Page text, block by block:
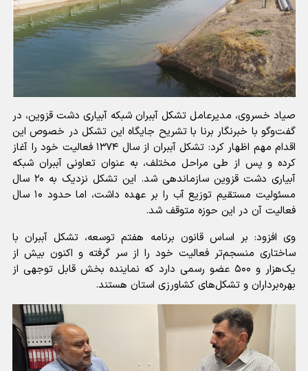
صیاد خسروی، مدیرعامل تشکل آببران شبکه آبیاری دشت قزوین، در
گفت‌وگو با خبرنگار برنا با تشریح جایگاه این تشکل در خصوص این
اقدام مهم اظهار کرد: تشکل آببران از سال ۱۳۷۴ فعالیت خود را آغاز
کرده و پس از طی مراحل مختلف، به عنوان تعاونی آببران شبکه
آبیاری دشت قزوین سازماندهی شد. این تشکل نزدیک به ۲۰ سال
مسئولیت مستقیم توزیع آب را بر عهده داشت، اما حدود ۱۰ سال
فعالیت آن در این حوزه متوقف شد.
وی افزود: بر اساس قانون برنامه هفتم توسعه، تشکل آببران با
ساختاری منسجم‌تر فعالیت خود را از سر گرفته و اکنون بیش از
یک‌هزار و ۵۰۰ عضو رسمی دارد که نماینده بخش قابل توجهی از
بهره‌برداران و تشکل‌های کشاورزی استان هستند.